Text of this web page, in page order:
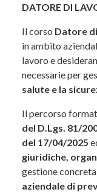
PAYPAL
BONIFICO
accessibilità ai
DATORE DI
Il corso “Datore
di un’azienda,
desidera
sicurezza nei
Il percorso
7 del D.Lgs. 81/
59 del 17/04/
conoscenze di
DATORE DI
Il corso Datore
in ambito
lavoro e
necessarie per
salute e la
Il percorso
del D.Lgs. 81/
del 17/04/2025
giuridiche,
gestione
aziendale di